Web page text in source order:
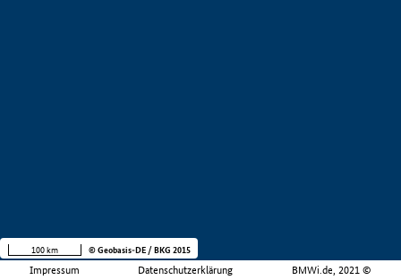
Impressum Datenschutzerklärung BMWi.de, 2021 ©
100 km © Geobasis-DE / BKG 2015